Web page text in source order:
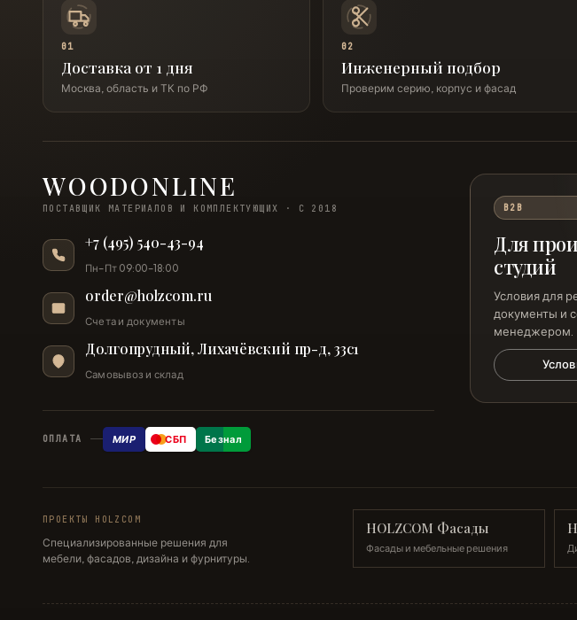
01
Доставка от 1 дня
Москва, область и ТК по РФ
02
Инженерный подбор
Проверим серию, корпус и фасад
WOODONLINE
ПОСТАВЩИК МАТЕРИАЛОВ И КОМПЛЕКТУЮЩИХ · С 2018
+7 (495) 540-43-94
Пн–Пт 09:00–18:00
order@holzcom.ru
Счета и документы
Долгопрудный, Лихачёвский пр-д, 33с1
Самовывоз и склад
ОПЛАТА МИР СБП Безнал
B2B
Для
студий
Условия для
документы и
менеджером.
ПРОЕКТЫ HOLZCOM
Специализированные решения для
мебели, фасадов, дизайна и фурнитуры.
HOLZCOM Фасады
Фасады и мебельные решения